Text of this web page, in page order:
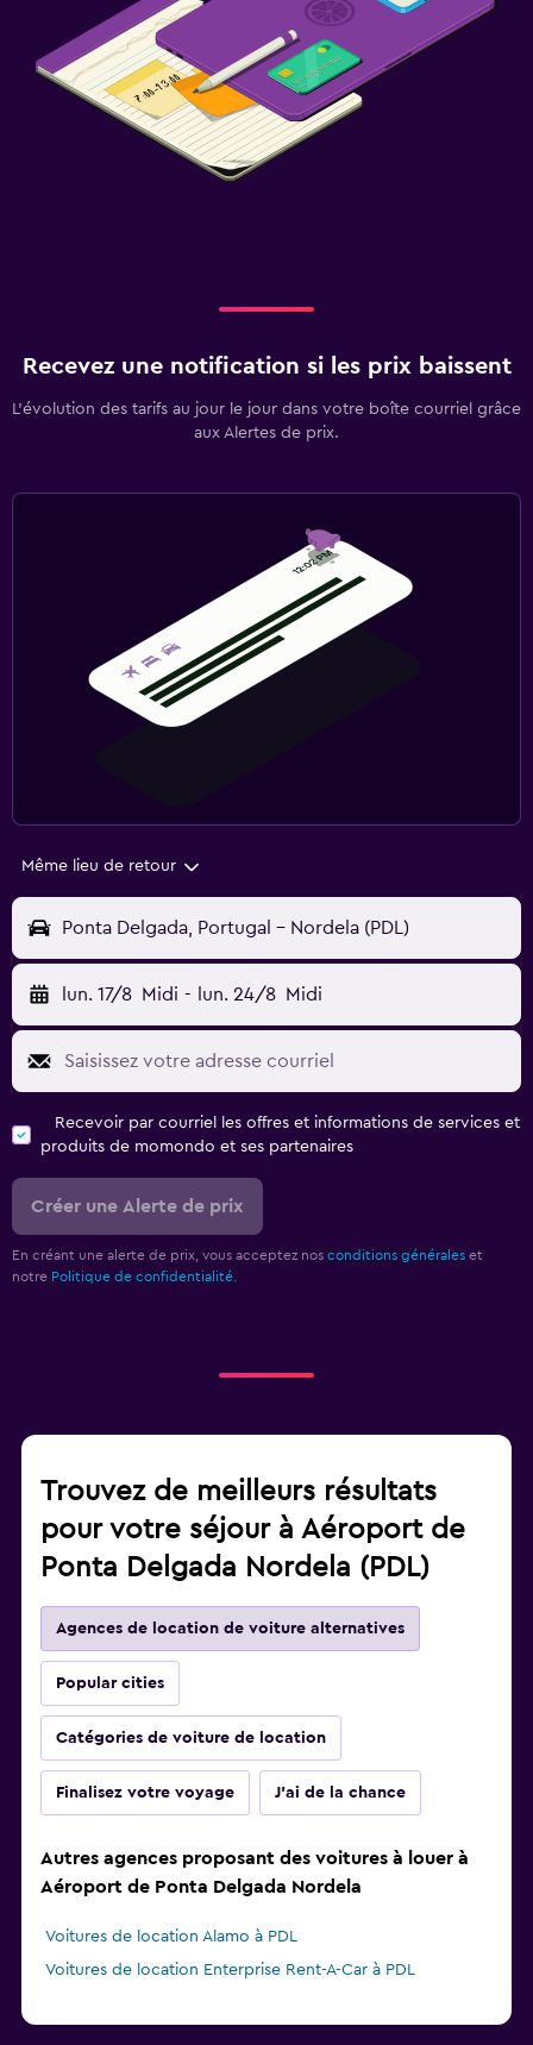
Recevez une notification si les prix baissent
L’évolution des tarifs au jour le jour dans votre boîte courriel grâce
aux Alertes de prix.
Même lieu de retour
Ponta Delgada, Portugal - Nordela (PDL)
lun. 17/8 Midi - lun. 24/8 Midi
Recevoir par courriel les offres et informations de services et
produits de momondo et ses partenaires
Créer une Alerte de prix
En créant une alerte de prix, vous acceptez nos conditions générales et
notre Politique de confidentialité.
Trouvez de meilleurs résultats
pour votre séjour à Aéroport de
Ponta Delgada Nordela (PDL)
Agences de location de voiture alternatives
Popular cities
Catégories de voiture de location
Finalisez votre voyage J'ai de la chance
Autres agences proposant des voitures à louer à
Aéroport de Ponta Delgada Nordela
Voitures de location Alamo à PDL
Voitures de location Enterprise Rent-A-Car à PDL